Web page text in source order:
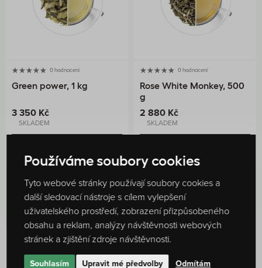
0 hodnocení
Green power, 1 kg
3 350 Kč
SKLADEM
0 hodnocení
Rose White Monkey, 500
g
2 880 Kč
SKLADEM
Hodnocení produktu
Používáme soubory cookies
Tyto webové stránky používají soubory cookies a
další sledovací nástroje s cílem vylepšení
uživatelského prostředí, zobrazení přizpůsobeného
obsahu a reklam, analýzy návštěvnosti webových
stránek a zjištění zdroje návštěvnosti.
Souhlasím Upravit mé předvolby Odmítám